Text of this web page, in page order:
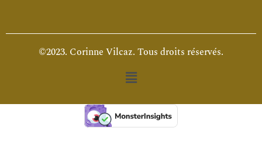
©2023. Corinne Vilcaz. Tous droits réservés.
Menu